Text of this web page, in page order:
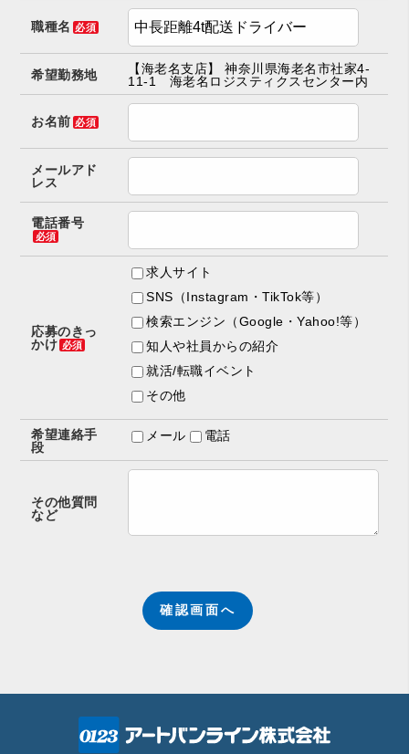
職種名 必須
希望勤務地
【海老名支店】 神奈川県海老名市社家4-
11-1 海老名ロジスティクスセンター内
お名前 必須
メールアド
レス
電話番号
必須
応募のきっ
かけ 必須
求人サイト
SNS（Instagram・TikTok等）
検索エンジン（Google・Yahoo!等）
知人や社員からの紹介
就活/転職イベント
その他
希望連絡手
段
メール 電話
その他質問
など